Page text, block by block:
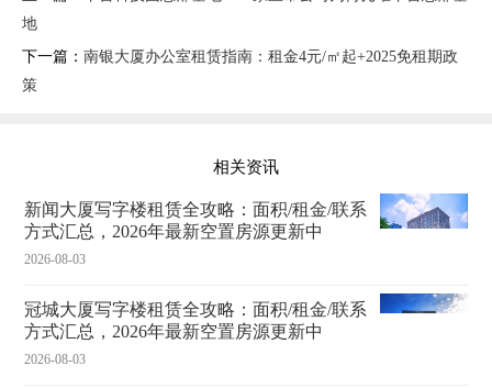
地
下一篇： 南银大厦办公室租赁指南：租金4元/㎡起+2025免租期政
策
相关资讯
新闻大厦写字楼租赁全攻略：面积/租金/联系
方式汇总，2026年最新空置房源更新中
2026-08-03
冠城大厦写字楼租赁全攻略：面积/租金/联系
方式汇总，2026年最新空置房源更新中
2026-08-03